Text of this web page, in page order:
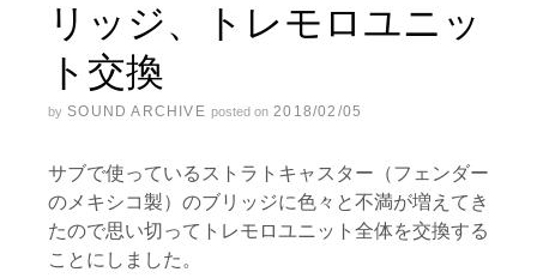
リッジ、トレモロユニッ
ト交換
by SOUND ARCHIVE posted on 2018/02/05
サブで使っているストラトキャスター（フェンダー
のメキシコ製）のブリッジに色々と不満が増えてき
たので思い切ってトレモロユニット全体を交換する
ことにしました。